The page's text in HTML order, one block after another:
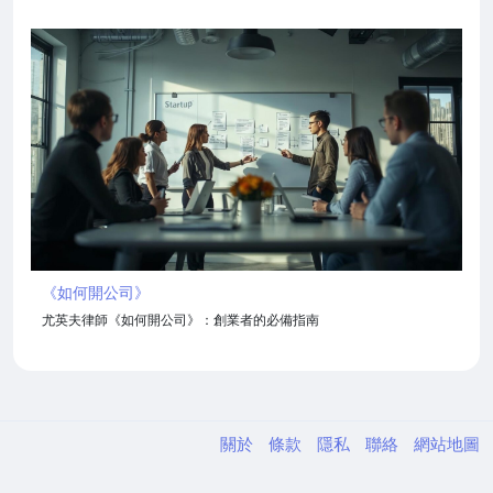
《如何開公司》
尤英夫律師《如何開公司》：創業者的必備指南
關於 條款 隱私 聯絡 網站地圖